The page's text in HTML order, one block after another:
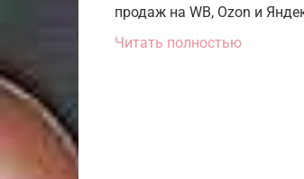
продаж на WB, Ozon и
Читать полностью